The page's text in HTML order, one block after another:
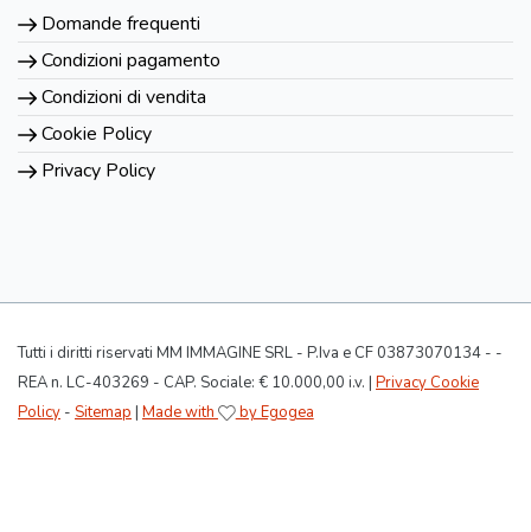
Domande frequenti
Condizioni pagamento
Condizioni di vendita
Cookie Policy
Privacy Policy
Tutti i diritti riservati MM IMMAGINE SRL - P.Iva e CF 03873070134 - -
REA n. LC-403269 - CAP. Sociale: € 10.000,00 i.v. | Privacy Cookie
Policy - Sitemap | Made with by Egogea